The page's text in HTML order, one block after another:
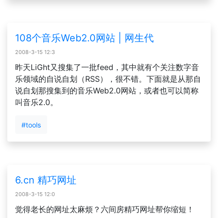
108个音乐Web2.0网站 | 网生代
2008-3-15 12:3
昨天LiGht又搜集了一批feed，其中就有个关注数字音
乐领域的自说自划（RSS），很不错。下面就是从那自
说自划那搜集到的音乐Web2.0网站，或者也可以简称
叫音乐2.0。
#tools
6.cn 精巧网址
2008-3-15 12:0
觉得老长的网址太麻烦？六间房精巧网址帮你缩短！